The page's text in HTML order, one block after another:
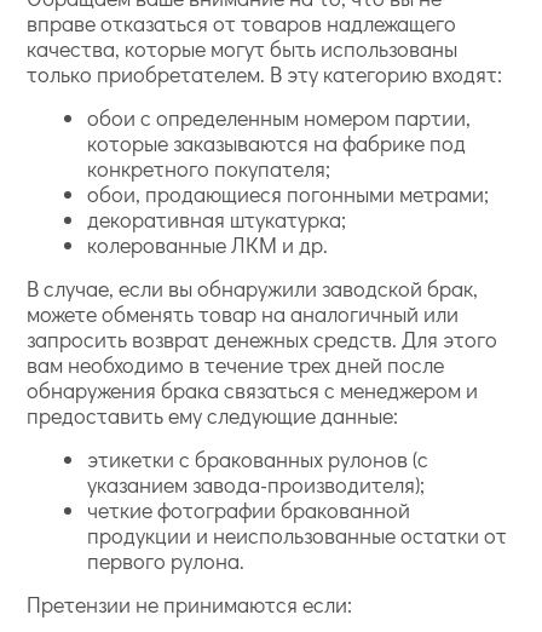
вправе отказаться от товаров надлежащего
качества, которые могут быть использованы
только приобретателем. В эту категорию входят:
обои с определенным номером партии,
которые заказываются на фабрике под
конкретного покупателя;
обои, продающиеся погонными метрами;
декоративная штукатурка;
колерованные ЛКМ и др.
В случае, если вы обнаружили заводской брак,
можете обменять товар на аналогичный или
запросить возврат денежных средств. Для этого
вам необходимо в течение трех дней после
обнаружения брака связаться с менеджером и
предоставить ему следующие данные:
этикетки с бракованных рулонов (с
указанием завода-производителя);
четкие фотографии бракованной
продукции и неиспользованные остатки от
первого рулона.
Претензии не принимаются если: